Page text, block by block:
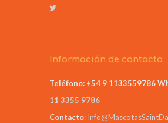
Información de contacto
Teléfono: +54 9 1133559786
11 3355 9786
Contacto: